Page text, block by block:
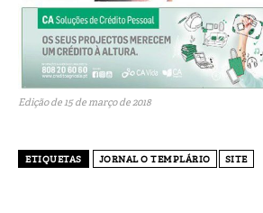
Edição de 15 de março de 2018
ETIQUETAS JORNAL O TEMPLÁRIO SITE